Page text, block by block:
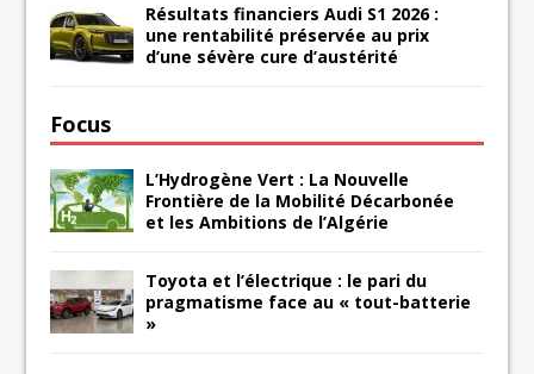
Résultats financiers Audi S1 2026 :
une rentabilité préservée au prix
d’une sévère cure d’austérité
Focus
L’Hydrogène Vert : La Nouvelle
Frontière de la Mobilité Décarbonée
et les Ambitions de l’Algérie
Toyota et l’électrique : le pari du
pragmatisme face au « tout-batterie
»